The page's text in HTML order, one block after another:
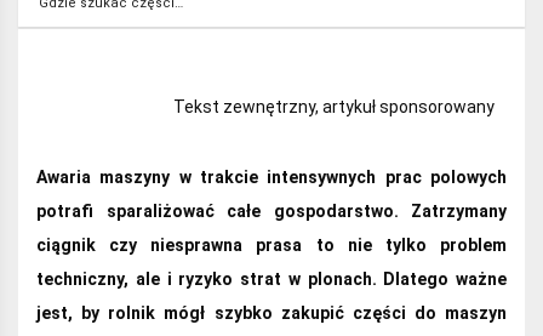
Tekst zewnętrzny, artykuł sponsorowany
Awaria maszyny w trakcie intensywnych prac polowych
potrafi sparaliżować całe gospodarstwo. Zatrzymany
ciągnik czy niesprawna prasa to nie tylko problem
techniczny, ale i ryzyko strat w plonach. Dlatego ważne
jest, by rolnik mógł szybko zakupić części do maszyn